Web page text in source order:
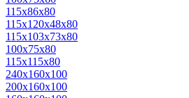
115х86х80
115х120х48х80
115х103х73х80
100х75х80
115х115х80
240x160x100
200x160x100